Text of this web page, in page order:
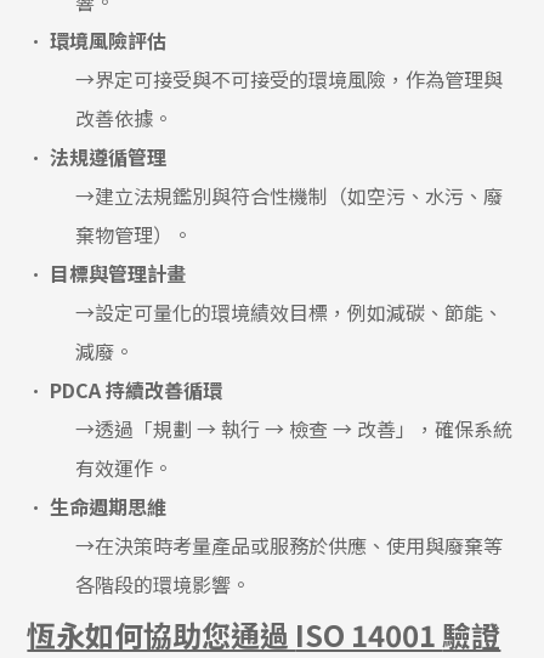
• 環境風險評估
→界定可接受與不可接受的環境風險，作為管理與
改善依據。
•法規遵循管理
→建立法規鑑別與符合性機制（如空污、水污、廢
棄物管理）。
• 目標與管理計畫
→設定可量化的環境績效目標，例如減碳、節能、
減廢。
• PDCA 持續改善循環
→透過「規劃 → 執行 → 檢查 → 改善」，確保系統
有效運作。
•生命週期思維
→在決策時考量產品或服務於供應、使用與廢棄等
各階段的環境影響。
恆永如何協助您通過 ISO 14001驗證